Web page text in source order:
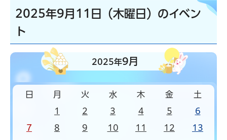
2025年9月11日（木曜日）のイベン
ト
2025年9月
日 月 火 水 木 金 土
1 2 3 4 5 6
7 8 9 10 11 12 13